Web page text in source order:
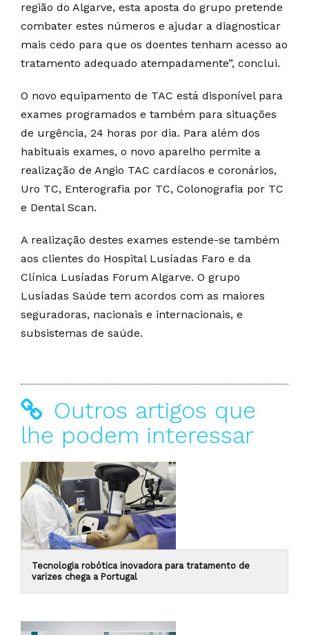
região do Algarve, esta aposta do grupo pretende
combater estes números e ajudar a diagnosticar
mais cedo para que os doentes tenham acesso ao
tratamento adequado atempadamente”, conclui.
O novo equipamento de TAC está disponível para
exames programados e também para situações
de urgência, 24 horas por dia. Para além dos
habituais exames, o novo aparelho permite a
realização de Angio TAC cardíacos e coronários,
Uro TC, Enterografia por TC, Colonografia por TC
e Dental Scan.
A realização destes exames estende-se também
aos clientes do Hospital Lusíadas Faro e da
Clínica Lusíadas Forum Algarve. O grupo
Lusíadas Saúde tem acordos com as maiores
seguradoras, nacionais e internacionais, e
subsistemas de saúde.
Outros artigos que
lhe podem interessar
Tecnologia robótica inovadora para tratamento de
varizes chega a Portugal